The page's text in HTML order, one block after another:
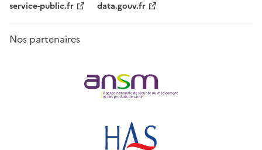
service-public.fr
data.gouv.fr
Nos partenaires